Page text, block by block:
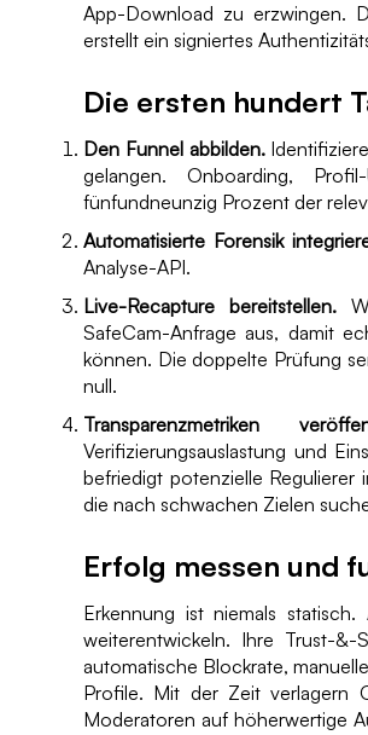
App-Download zu erzwingen.
erstellt ein signiertes
Die ersten hundert
Den Funnel abbilden.
gelangen. Onboarding,
fünfundneunzig Prozent der
Automatisierte Forensik
Analyse-API.
Live-Recapture bereitstellen.
SafeCam-Anfrage aus, damit
können. Die doppelte Prüfung
null.
Transparenzmetriken
Verifizierungsauslastung und
befriedigt potenzielle Regulierer
die nach schwachen Zielen
Erfolg messen und
Erkennung ist niemals
weiterentwickeln. Ihre Trust-&-
automatische Blockrate,
Profile. Mit der Zeit verlagern
Moderatoren auf höherwertige